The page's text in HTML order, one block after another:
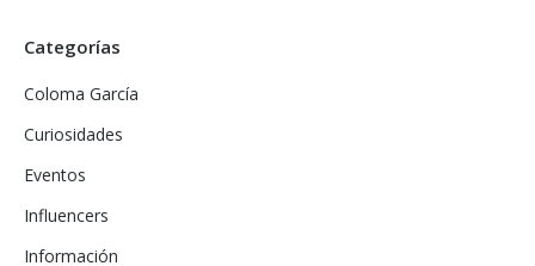
Categorías
Coloma García
Curiosidades
Eventos
Influencers
Información